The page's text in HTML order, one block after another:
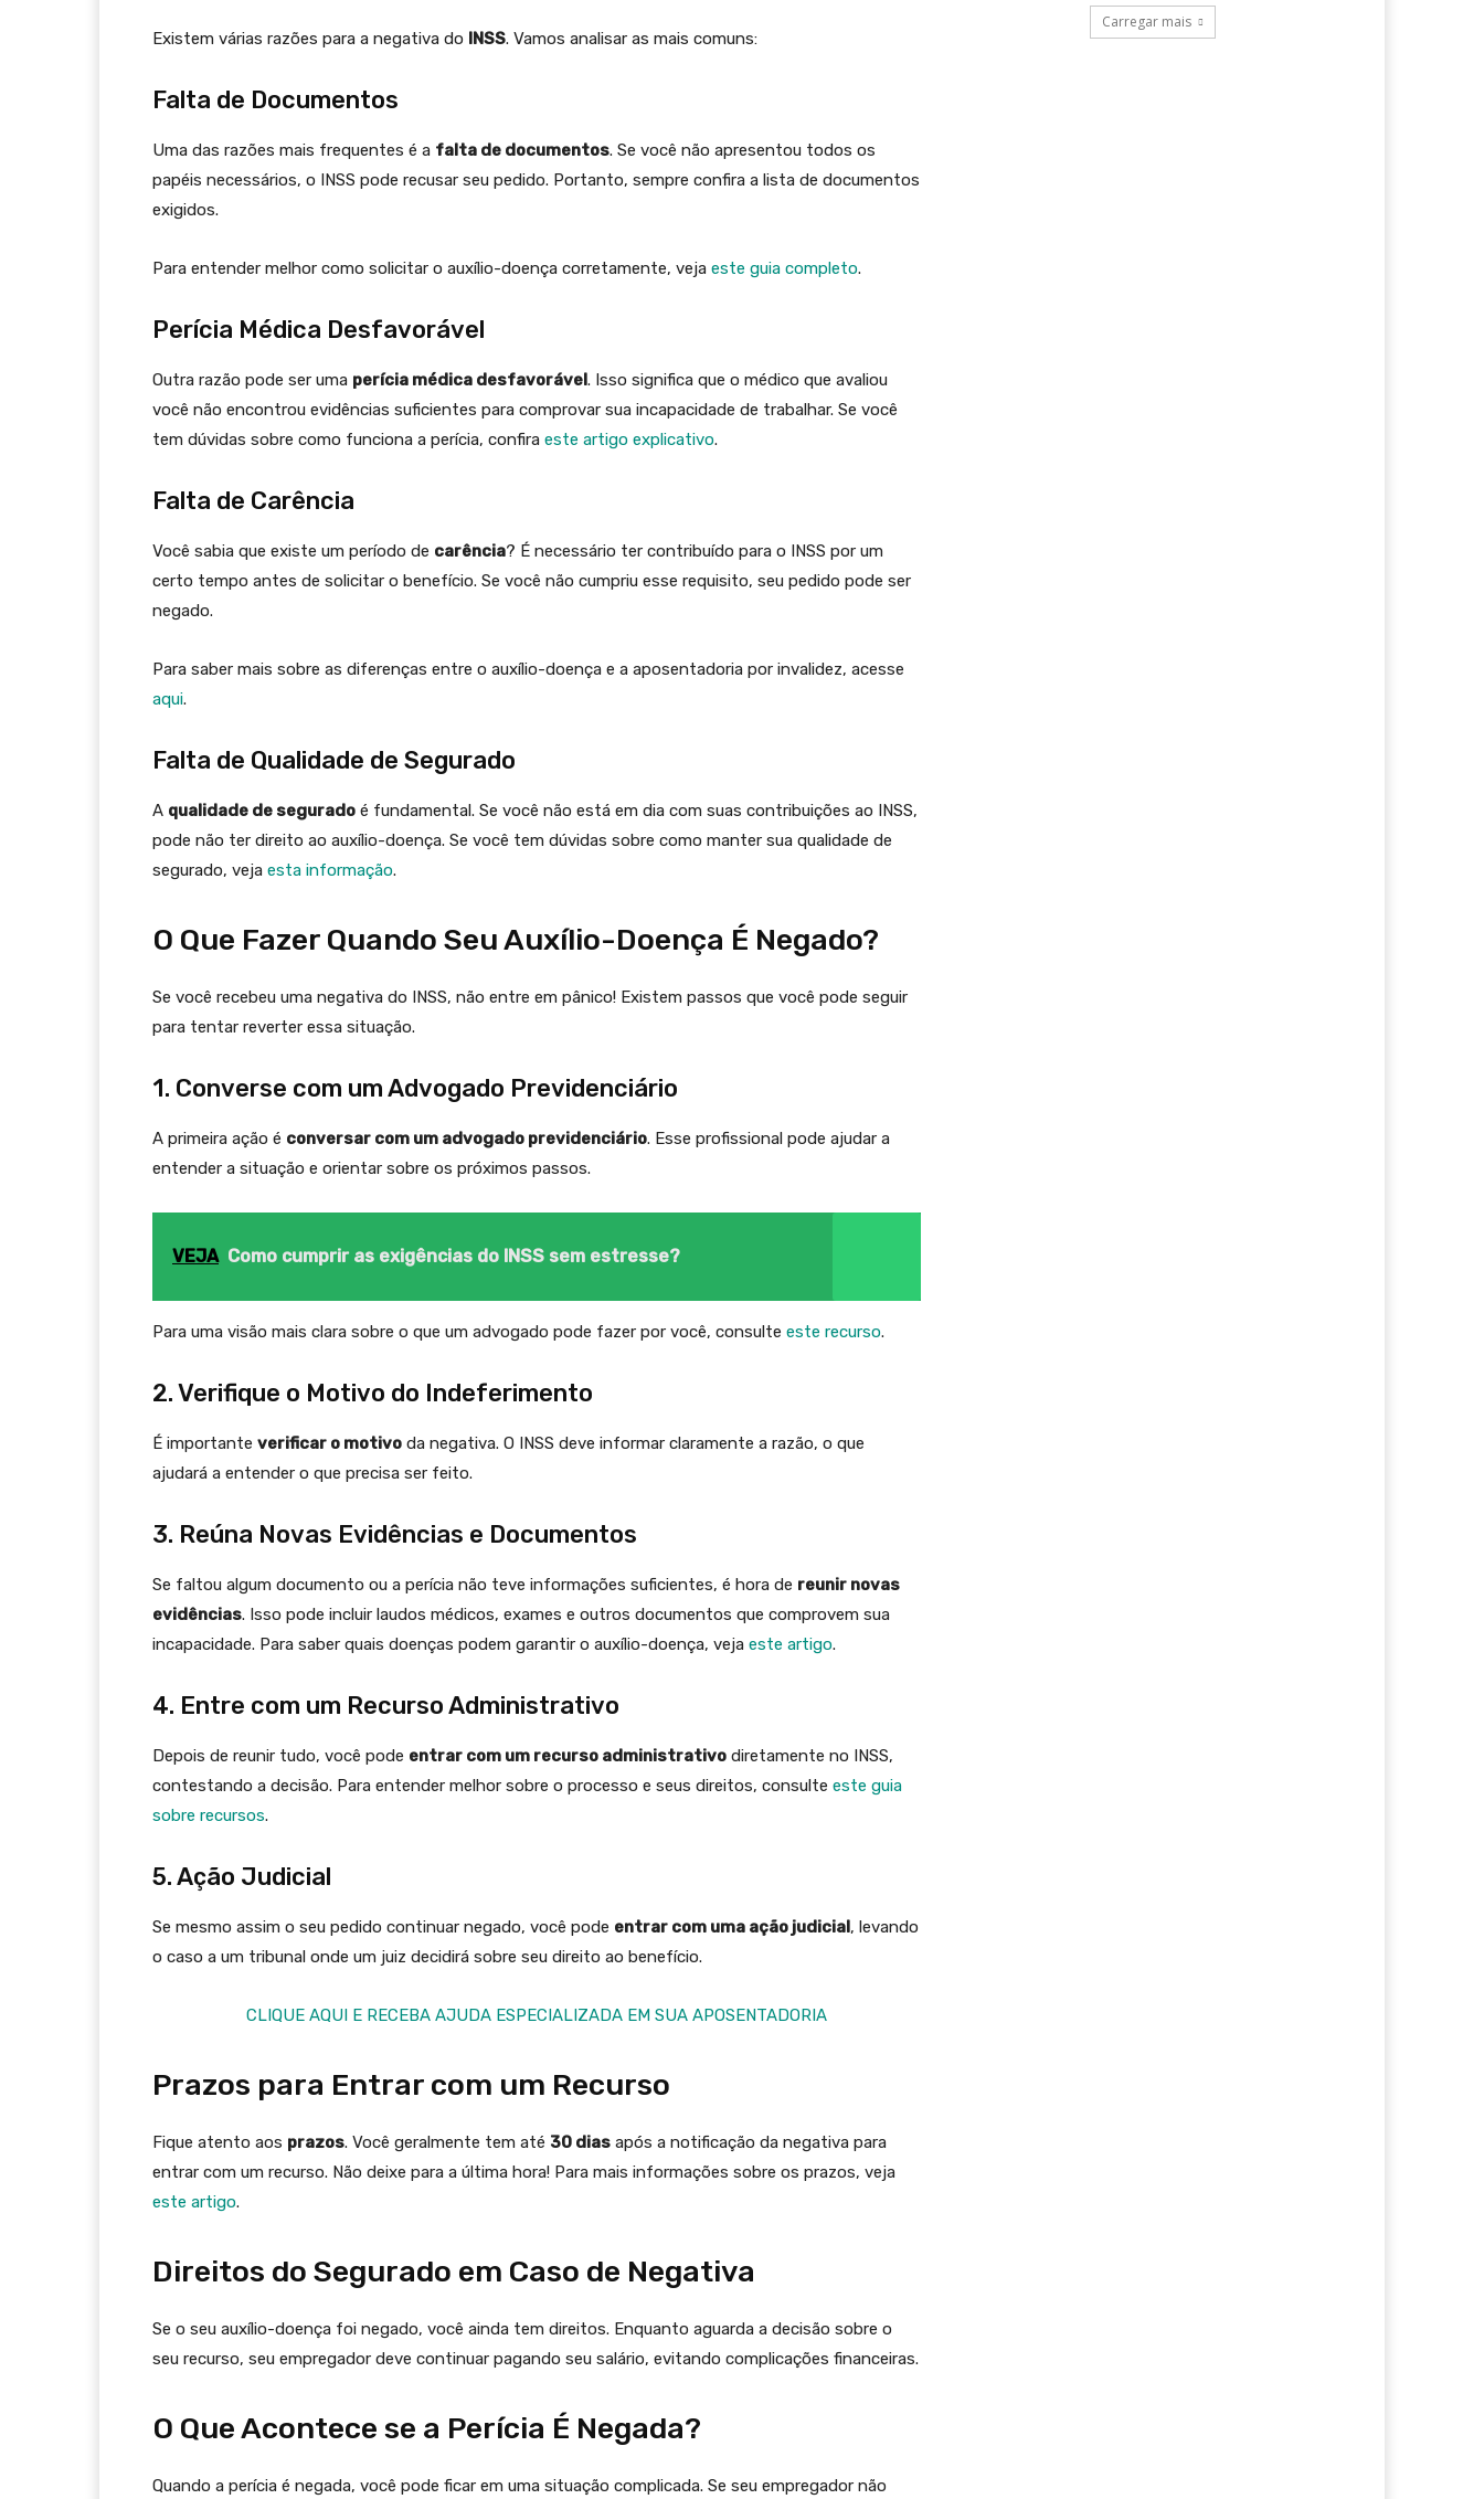
Existem várias razões para a negativa do INSS. Vamos analisar as mais comuns:
Falta de Documentos
Uma das razões mais frequentes é a falta de documentos. Se você não apresentou todos os
papéis necessários, o INSS pode recusar seu pedido. Portanto, sempre confira a lista de documentos
exigidos.
Para entender melhor como solicitar o auxílio-doença corretamente, veja este guia completo.
Perícia Médica Desfavorável
Outra razão pode ser uma perícia médica desfavorável. Isso significa que o médico que avaliou
você não encontrou evidências suficientes para comprovar sua incapacidade de trabalhar. Se você
tem dúvidas sobre como funciona a perícia, confira este artigo explicativo.
Falta de Carência
Você sabia que existe um período de carência? É necessário ter contribuído para o INSS por um
certo tempo antes de solicitar o benefício. Se você não cumpriu esse requisito, seu pedido pode ser
negado.
Para saber mais sobre as diferenças entre o auxílio-doença e a aposentadoria por invalidez, acesse
aqui.
Falta de Qualidade de Segurado
A qualidade de segurado é fundamental. Se você não está em dia com suas contribuições ao INSS,
pode não ter direito ao auxílio-doença. Se você tem dúvidas sobre como manter sua qualidade de
segurado, veja esta informação.
O Que Fazer Quando Seu Auxílio-Doença É Negado?
Se você recebeu uma negativa do INSS, não entre em pânico! Existem passos que você pode seguir
para tentar reverter essa situação.
1. Converse com um Advogado Previdenciário
A primeira ação é conversar com um advogado previdenciário. Esse profissional pode ajudar a
entender a situação e orientar sobre os próximos passos.
VEJA Como cumprir as exigências do INSS sem estresse?
Para uma visão mais clara sobre o que um advogado pode fazer por você, consulte este recurso.
2. Verifique o Motivo do Indeferimento
É importante verificar o motivo da negativa. O INSS deve informar claramente a razão, o que
ajudará a entender o que precisa ser feito.
3. Reúna Novas Evidências e Documentos
Se faltou algum documento ou a perícia não teve informações suficientes, é hora de reunir novas
evidências. Isso pode incluir laudos médicos, exames e outros documentos que comprovem sua
incapacidade. Para saber quais doenças podem garantir o auxílio-doença, veja este artigo.
4. Entre com um Recurso Administrativo
Depois de reunir tudo, você pode entrar com um recurso administrativo diretamente no INSS,
contestando a decisão. Para entender melhor sobre o processo e seus direitos, consulte este guia
sobre recursos.
5. Ação Judicial
Se mesmo assim o seu pedido continuar negado, você pode entrar com uma ação judicial, levando
o caso a um tribunal onde um juiz decidirá sobre seu direito ao benefício.
CLIQUE AQUI E RECEBA AJUDA ESPECIALIZADA EM SUA APOSENTADORIA
Prazos para Entrar com um Recurso
Fique atento aos prazos. Você geralmente tem até 30 dias após a notificação da negativa para
entrar com um recurso. Não deixe para a última hora! Para mais informações sobre os prazos, veja
este artigo.
Direitos do Segurado em Caso de Negativa
Se o seu auxílio-doença foi negado, você ainda tem direitos. Enquanto aguarda a decisão sobre o
seu recurso, seu empregador deve continuar pagando seu salário, evitando complicações financeiras.
O Que Acontece se a Perícia É Negada?
Quando a perícia é negada, você pode ficar em uma situação complicada. Se seu empregador não
Carregar mais